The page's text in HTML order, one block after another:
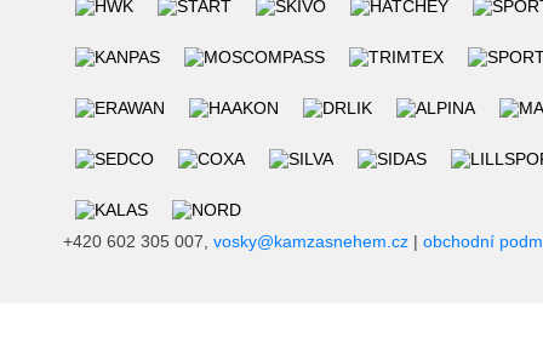
+420 602 305 007, vosky@kamzasnehem.cz | obchodní